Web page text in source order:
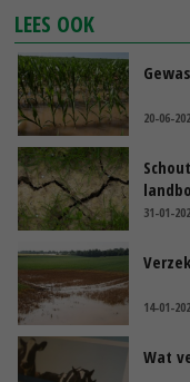
LEES OOK
20-06-
31-01-
14-01-
Wat